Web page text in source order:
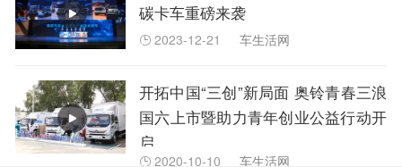
碳卡车重磅来袭
 2023-12-21 车生活网
开拓中国“三创”新局面 奥铃青春三浪
国六上市暨助力青年创业公益行动开
启
 2020-10-10 车生活网